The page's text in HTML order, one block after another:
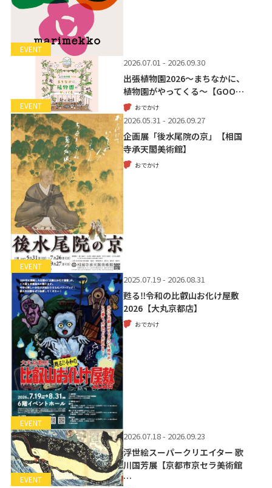
EVENT
EVENT
2026.07.01 - 2026.09.30
出張植物園2026～まちなかに、
植物園がやってくる～【GOO…
おでかけ
EVENT
2026.05.31 - 2026.09.27
企画展「後水尾院の京」【相国
寺承天閣美術館】
おでかけ
EVENT
2025.07.19 - 2026.08.31
甦る‼令和の比叡山お化け屋敷
2026【大丸京都店】
おでかけ
EVENT
2026.07.18 - 2026.09.23
浮世絵スーパークリエイター 歌
川国芳展【京都市京セラ美術館
…